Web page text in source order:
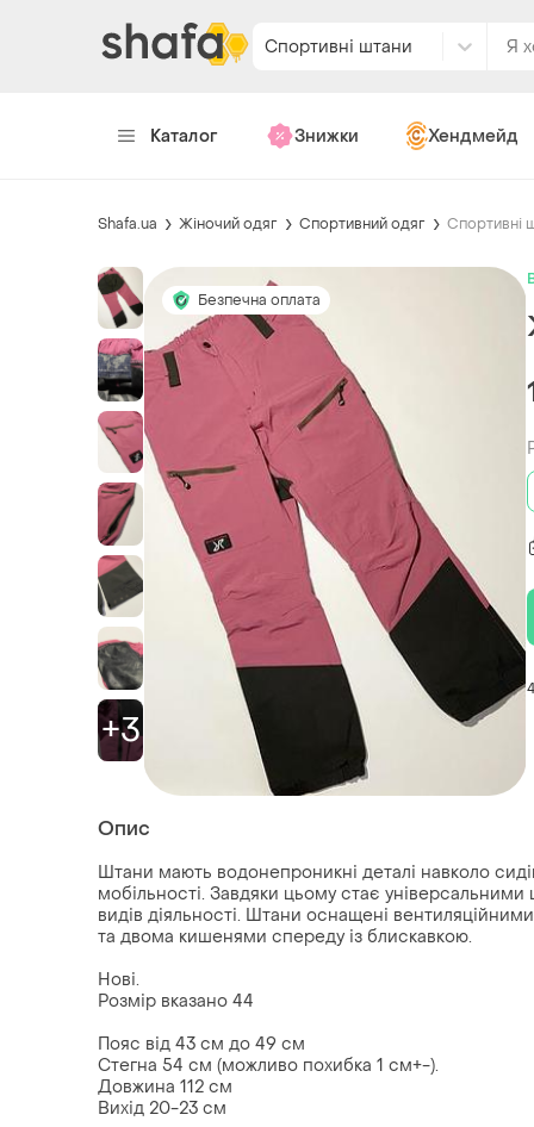
Спортивні штани
Каталог Знижки Хендмейд
Shafa.ua Жіночий одяг Спортивний одяг Спортивні
+3
Безпечна оплата
4
Опис
Штани мають водонепроникні деталі навколо
мобільності. Завдяки цьому стає
видів діяльності. Штани оснащені
та двома кишенями спереду із блискавкою.
Нові.
Розмір вказано 44
Пояс від 43 см до 49 см
Стегна 54 см (можливо похибка 1 см+-).
Довжина 112 см
Вихід 20-23 см